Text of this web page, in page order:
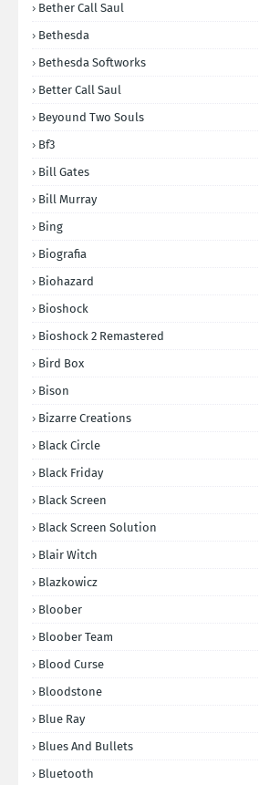
Bether Call Saul
Bethesda
Bethesda Softworks
Better Call Saul
Beyound Two Souls
Bf3
Bill Gates
Bill Murray
Bing
Biografia
Biohazard
Bioshock
Bioshock 2 Remastered
Bird Box
Bison
Bizarre Creations
Black Circle
Black Friday
Black Screen
Black Screen Solution
Blair Witch
Blazkowicz
Bloober
Bloober Team
Blood Curse
Bloodstone
Blue Ray
Blues And Bullets
Bluetooth